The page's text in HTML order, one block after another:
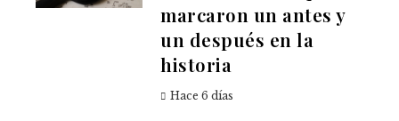
marcaron un antes y
un después en la
historia
Hace 6 días